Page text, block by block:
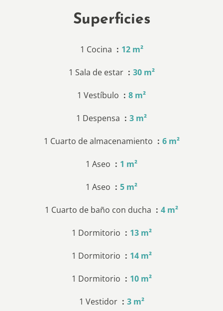
Superficies
1 Cocina 12 m²
1 Sala de estar 30 m²
1 Vestíbulo 8 m²
1 Despensa 3 m²
1 Cuarto de almacenamiento 6 m²
1 Aseo 1 m²
1 Aseo 5 m²
1 Cuarto de baño con ducha 4 m²
1 Dormitorio 13 m²
1 Dormitorio 14 m²
1 Dormitorio 10 m²
1 Vestidor 3 m²